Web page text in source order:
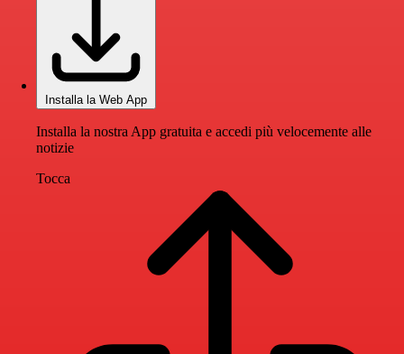
Installa la Web App
Installa la nostra App gratuita e accedi più velocemente alle
notizie
Tocca